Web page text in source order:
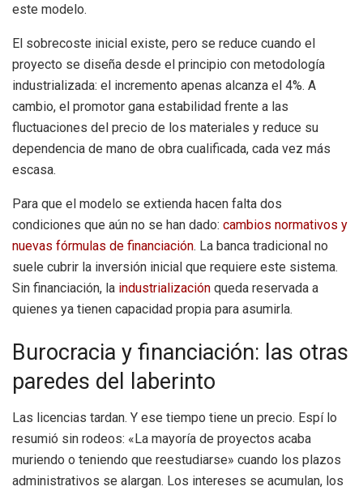
este modelo.
El sobrecoste inicial existe, pero se reduce cuando el
proyecto se diseña desde el principio con metodología
industrializada: el incremento apenas alcanza el 4%. A
cambio, el promotor gana estabilidad frente a las
fluctuaciones del precio de los materiales y reduce su
dependencia de mano de obra cualificada, cada vez más
escasa.
Para que el modelo se extienda hacen falta dos
condiciones que aún no se han dado: cambios normativos y
nuevas fórmulas de financiación. La banca tradicional no
suele cubrir la inversión inicial que requiere este sistema.
Sin financiación, la industrialización queda reservada a
quienes ya tienen capacidad propia para asumirla.
Burocracia y financiación: las otras
paredes del laberinto
Las licencias tardan. Y ese tiempo tiene un precio. Espí lo
resumió sin rodeos: «La mayoría de proyectos acaba
muriendo o teniendo que reestudiarse» cuando los plazos
administrativos se alargan. Los intereses se acumulan, los